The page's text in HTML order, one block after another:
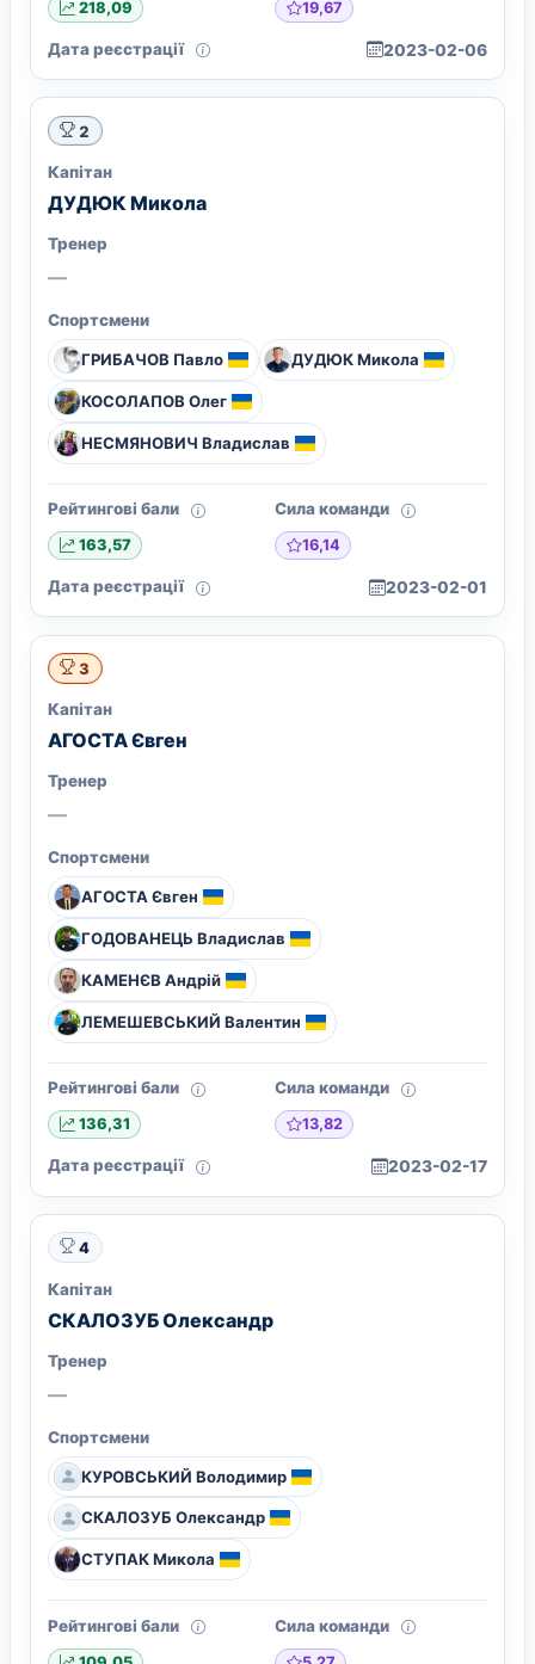
218,09 19,67
Дата реєстрації 2023-02-06
2
Капітан
ДУДЮК Микола
Тренер
—
Спортсмени
ГРИБАЧОВ Павло ДУДЮК Микола
КОСОЛАПОВ Олег
НЕСМЯНОВИЧ Владислав
Рейтингові бали
163,57
Сила команди
16,14
Дата реєстрації 2023-02-01
3
Капітан
АГОСТА Євген
Тренер
—
Спортсмени
АГОСТА Євген
ГОДОВАНЕЦЬ Владислав
КАМЕНЄВ Андрій
ЛЕМЕШЕВСЬКИЙ Валентин
Рейтингові бали
136,31
Сила команди
13,82
Дата реєстрації 2023-02-17
4
Капітан
СКАЛОЗУБ Олександр
Тренер
—
Спортсмени
КУРОВСЬКИЙ Володимир
СКАЛОЗУБ Олександр
СТУПАК Микола
Рейтингові бали Сила команди